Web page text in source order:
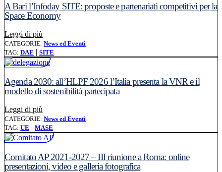
A Bari l’Infoday SITE: proposte e partenariati competitivi per la
Space Economy
Leggi di più
CATEGORIE: News ed Eventi
TAG: DAE | SITE
Agenda 2030: all’HLPF 2026 l’Italia presenta la VNR e il
modello di sostenibilità partecipata
Leggi di più
CATEGORIE: News ed Eventi
TAG: UE | MASE
Comitato AP 2021-2027 – III riunione a Roma: online
presentazioni, video e galleria fotografica